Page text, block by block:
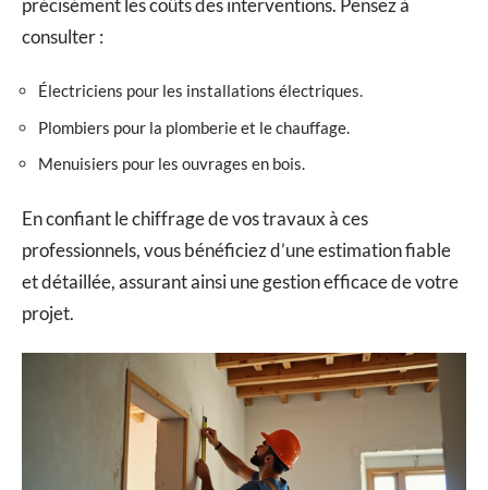
précisément les coûts des interventions. Pensez à
consulter :
Électriciens pour les installations électriques.
Plombiers pour la plomberie et le chauffage.
Menuisiers pour les ouvrages en bois.
En confiant le chiffrage de vos travaux à ces
professionnels, vous bénéficiez d’une estimation fiable
et détaillée, assurant ainsi une gestion efficace de votre
projet.